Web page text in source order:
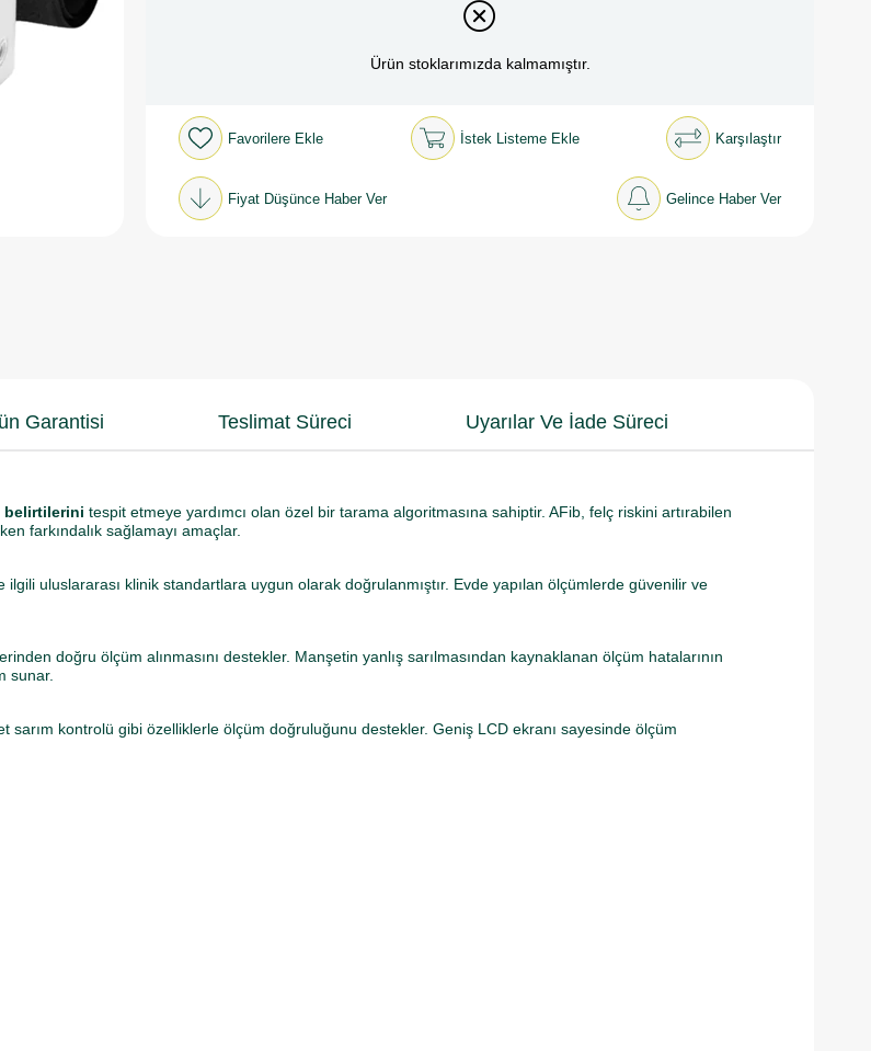
Ürün stoklarımızda kalmamıştır.
Favorilere Ekle İstek Listeme Ekle Karşılaştır
Fiyat Düşünce Haber Ver Gelince Haber Ver
Garantisi Teslimat Süreci Uyarılar Ve İade Süreci
belirtilerini tespit etmeye yardımcı olan özel bir tarama algoritmasına sahiptir. AFib, felç riskini artırabilen
farkındalık sağlamayı amaçlar.
ilgili uluslararası klinik standartlara uygun olarak doğrulanmıştır. Evde yapılan ölçümlerde güvenilir ve
doğru ölçüm alınmasını destekler. Manşetin yanlış sarılmasından kaynaklanan ölçüm hatalarının
sunar.
sarım kontrolü gibi özelliklerle ölçüm doğruluğunu destekler. Geniş LCD ekranı sayesinde ölçüm